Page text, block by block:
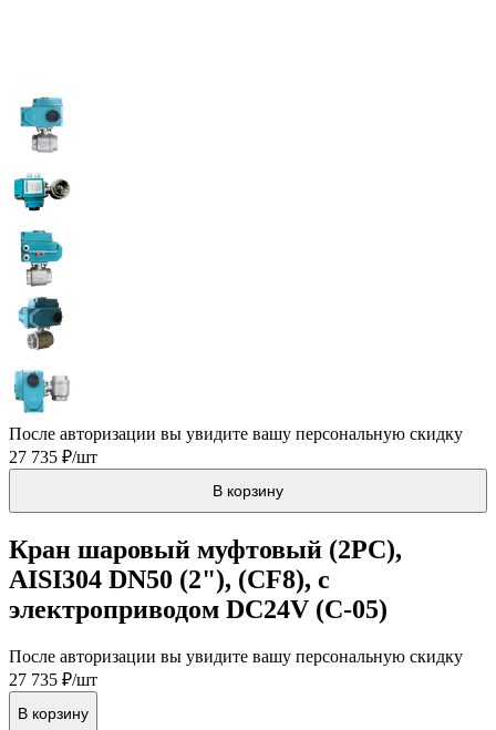
После авторизации вы увидите вашу персональную скидку
27 735 ₽/шт
В корзину
Кран шаровый муфтовый (2PC),
AISI304 DN50 (2"), (CF8), с
электроприводом DC24V (C-05)
После авторизации вы увидите вашу персональную скидку
27 735 ₽/шт
В корзину